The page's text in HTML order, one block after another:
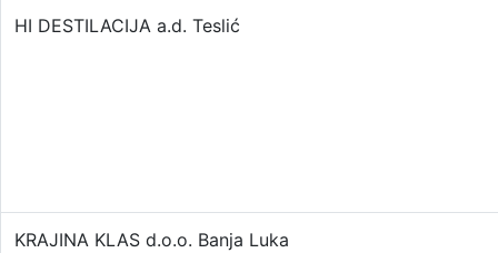
HI DESTILACIJA a.d. Teslić
KRAJINA KLAS d.o.o. Banja Luka